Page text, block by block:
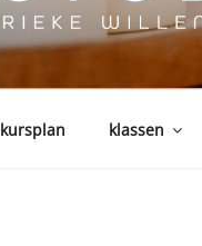
kursplan klassen